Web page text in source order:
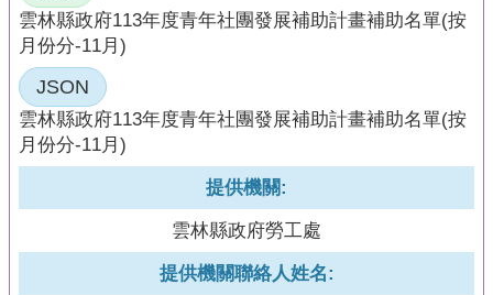
雲林縣政府113年度青年社團發展補助計畫補助名單(按
月份分-11月)
JSON
雲林縣政府113年度青年社團發展補助計畫補助名單(按
月份分-11月)
提供機關:
雲林縣政府勞工處
提供機關聯絡人姓名: